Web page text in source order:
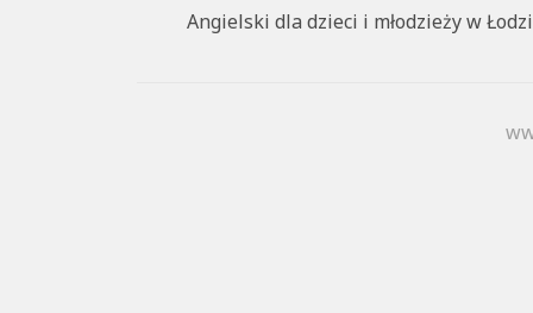
Angielski dla dzieci i młodzieży w Łodzi